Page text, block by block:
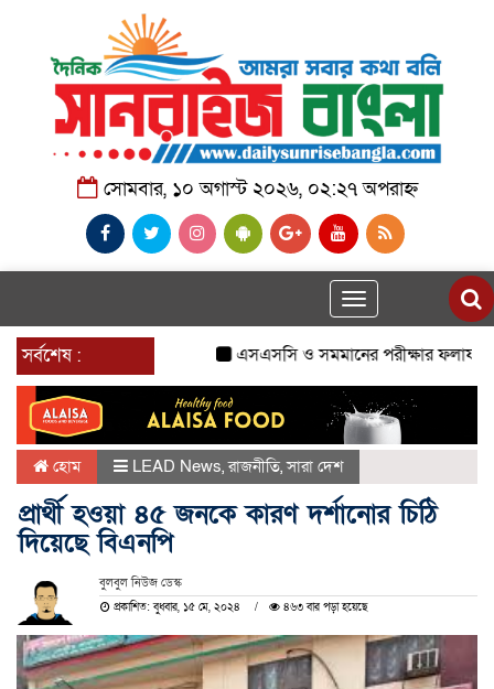
সোমবার, ১০ অগাস্ট ২০২৬, ০২:২৭ অপরাহ্ন
Toggle
navigation
সর্বশেষ :
এসএসসি ও সমমানের পরীক্ষার ফলাফল
হোম LEAD News,রাজনীতি,সারা দেশ
প্রার্থী হওয়া ৪৫ জনকে কারণ দর্শানোর চিঠি
দিয়েছে বিএনপি
বুলবুল নিউজ ডেস্ক
প্রকাশিত: বুধবার, ১৫ মে, ২০২৪ ৪৬৩ বার পড়া হয়েছে